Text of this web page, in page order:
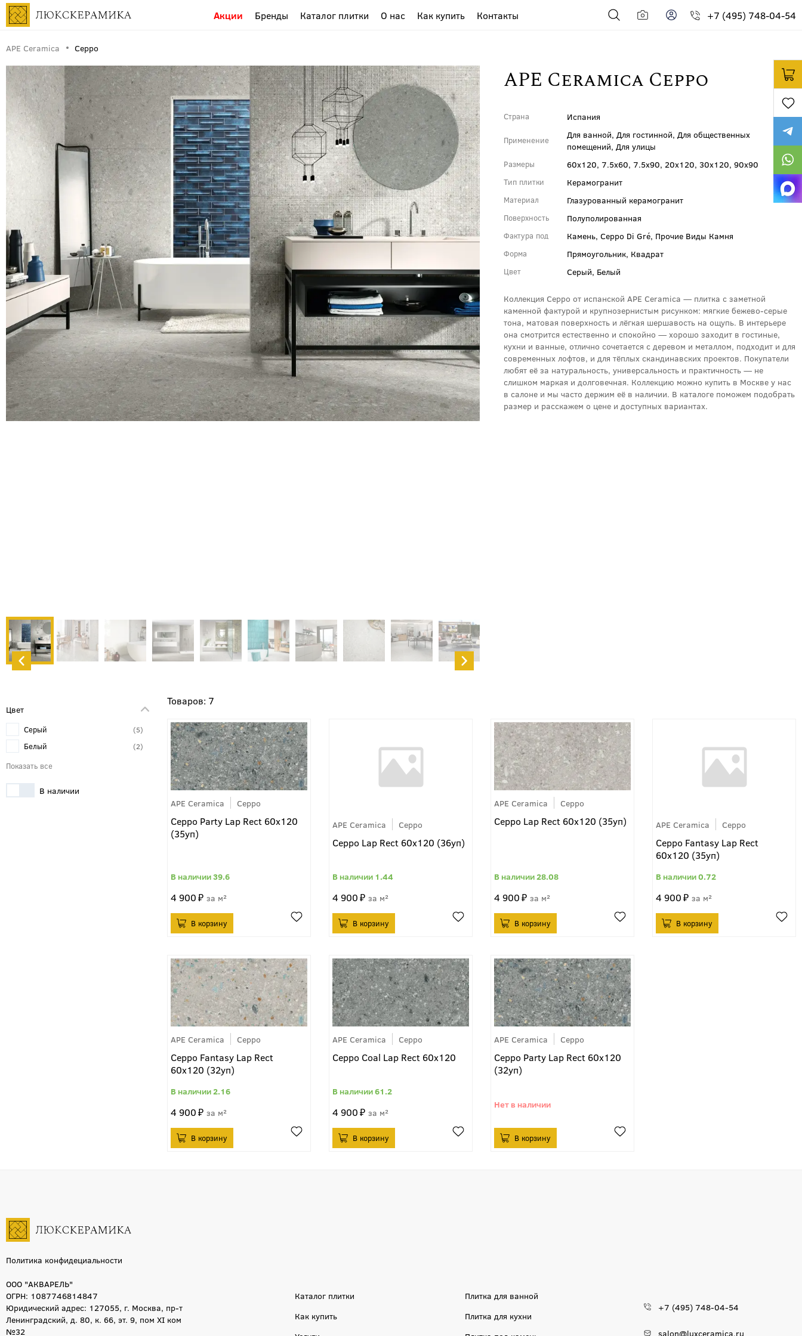
Акции Бренды Каталог плитки О нас Как купить Контакты +7 (495) 748-04-54
APE Ceramica Ceppo
APE Ceramica Ceppo
Страна Испания
Применение
Для ванной, Для гостинной, Для общественных
помещений, Для улицы
Размеры 60x120, 7.5x60, 7.5x90, 20x120, 30x120, 90x90
Тип плитки Керамогранит
Материал Глазурованный керамогранит
Поверхность Полуполированная
Фактура под Камень, Ceppo Di Gré, Прочие Виды Камня
Форма Прямоугольник, Квадрат
Цвет Серый, Белый
Коллекция Ceppo от испанской APE Ceramica — плитка с заметной
каменной фактурой и крупнозернистым рисунком: мягкие бежево‑серые
тона, матовая поверхность и лёгкая шершавость на ощупь. В интерьере
она смотрится естественно и спокойно — хорошо заходит в гостиные,
кухни и ванные, отлично сочетается с деревом и металлом, подходит и для
современных лофтов, и для тёплых скандинавских проектов. Покупатели
любят её за натуральность, универсальность и практичность — не
слишком маркая и долговечная. Коллекцию можно купить в Москве у нас
в салоне и мы часто держим её в наличии. В каталоге поможем подобрать
размер и расскажем о цене и доступных вариантах.
Цвет
Серый 5
Белый 2
В наличии
7
APE Ceramica Ceppo
Ceppo Party Lap Rect 60x120
(35уп)
39.6
4 900 м²
APE Ceramica Ceppo
Ceppo Lap Rect 60x120 (36уп)
1.44
4 900 м²
APE Ceramica Ceppo
Ceppo Lap Rect 60x120 (35уп)
28.08
4 900 м²
APE Ceramica Ceppo
Ceppo Fantasy Lap Rect
60x120 (35уп)
0.72
4 900 м²
APE Ceramica Ceppo
Ceppo Fantasy Lap Rect
60x120 (32уп)
2.16
4 900 м²
APE Ceramica Ceppo
Ceppo Coal Lap Rect 60x120
61.2
4 900 м²
APE Ceramica Ceppo
Ceppo Party Lap Rect 60x120
(32уп)
Политика конфидециальности
ООО "АКВАРЕЛЬ"
ОГРН: 1087746814847
Юридический адрес: 127055, г. Москва, пр-т
Ленинградский, д. 80, к. 66, эт. 9, пом XI ком
№32
Каталог плитки
Как купить
Плитка для ванной
Плитка для кухни
+7 (495) 748-04-54
salon@luxceramica.ru